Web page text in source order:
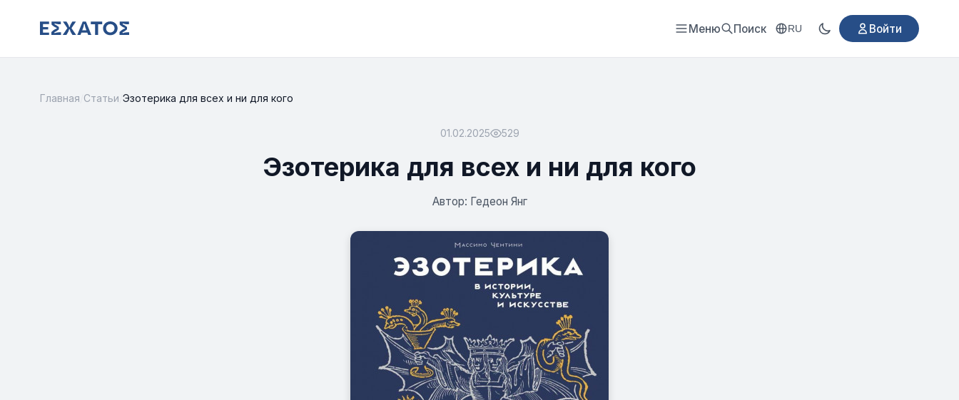
Меню Поиск RU Войти
Главная Статьи Эзотерика для всех и ни для кого
01.02.2025 529
Эзотерика для всех и ни для кого
Автор: Гедеон Янг